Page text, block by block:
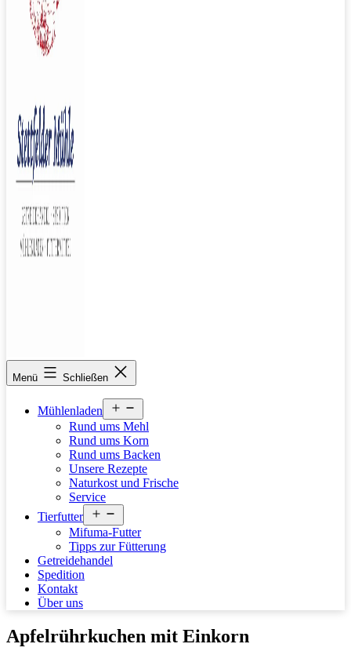
stettfelder-
muehle.de
Menü Schließen
Mühlenladen
öffnen
Rund ums Mehl
Rund ums Korn
Rund ums Backen
Unsere Rezepte
Naturkost und Frische
Service
Tierfutter
öffnen
Mifuma-Futter
Tipps zur Fütterung
Getreidehandel
Spedition
Kontakt
Über uns
Apfelrührkuchen mit Einkorn